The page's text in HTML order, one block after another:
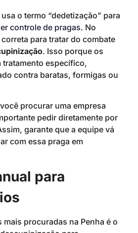
o termo “dedetização” para
controle de pragas. No
para tratar do combate
. Isso porque os
específico,
contra baratas, formigas ou
procurar uma empresa
pedir diretamente por
garante que a equipe vá
com essa praga em
para
mais procuradas na Penha é o